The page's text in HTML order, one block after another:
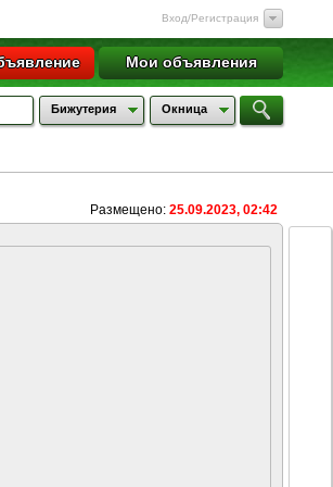
Вход/Регистрация
Мои объявления
Бижутерия Окница
Размещено: 25.09.2023, 02:42